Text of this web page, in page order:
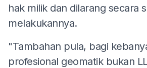
hak milik dan dilarang secara
melakukannya.
"Tambahan pula, bagi
profesional geomatik bukan